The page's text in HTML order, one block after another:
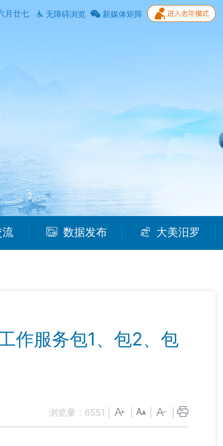
月廿七 无障碍浏览 新媒体矩阵
流 数据发布 大美汨罗
作服务包1、包2、包
浏览量： 6551